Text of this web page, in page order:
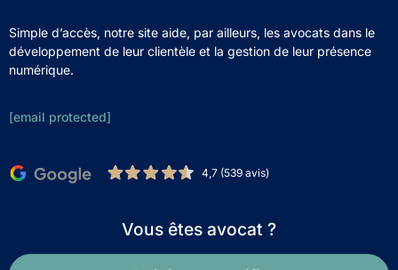
Simple d’accès, notre site aide, par ailleurs, les avocats dans le
développement de leur clientèle et la gestion de leur présence
numérique.
[email protected]
4,7 (539 avis)
Vous êtes avocat ?